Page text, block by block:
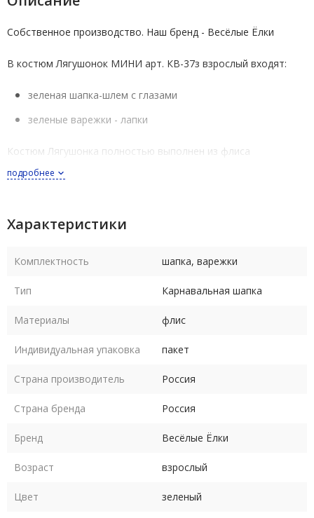
Собственное производство. Наш бренд - Весёлые Ёлки
В костюм Лягушонок МИНИ арт. КВ-37з взрослый входят:
зеленая шапка-шлем с глазами
зеленые варежки - лапки
Костюм Лягушонка полностью выполнен из флиса
МИНИ костюм Лягушки выпускается в размерах 58 (женский -
59-61 см). Размеры российские
размера
В комплекте с шапкой 60-го размера идут варежки мужского
размера
Уход - деликатная сухая чистка по месту загрязнения
подробнее
Характеристики
Комплектность шапка, варежки
Тип Карнавальная шапка
Материалы флис
Индивидуальная упаковка пакет
Страна производитель Россия
Страна бренда Россия
Бренд Весёлые Ёлки
Возраст взрослый
Цвет зеленый